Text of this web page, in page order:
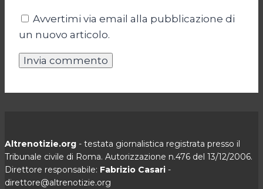
Avvertimi via email alla pubblicazione di
un nuovo articolo.
Altrenotizie.org - testata giornalistica registrata presso il
Tribunale civile di Roma. Autorizzazione n.476 del 13/12/2006.
Direttore responsabile: Fabrizio Casari -
direttore@altrenotizie.org